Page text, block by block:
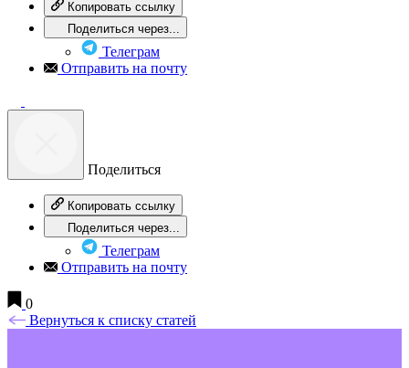
Копировать ссылку
Поделиться через...
Телеграм
Отправить на почту
Поделиться
Копировать ссылку
Поделиться через...
Телеграм
Отправить на почту
0
Вернуться к списку статей